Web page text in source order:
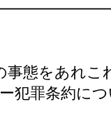
事態をあれこ
犯罪条約に